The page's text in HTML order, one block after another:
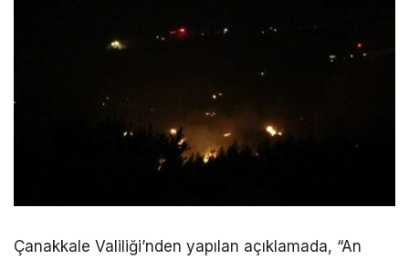
Çanakkale Valiliği’nden yapılan açıklamada, “An